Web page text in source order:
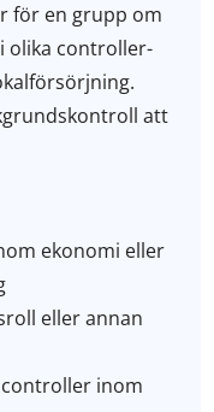
för en grupp om
olika controller-
att
ekonomi eller
eller annan
inom